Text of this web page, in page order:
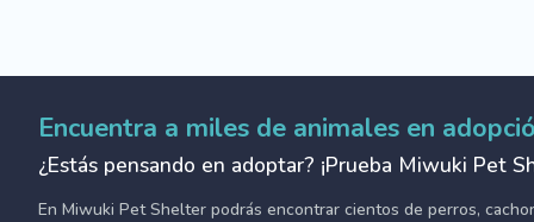
Encuentra a miles de animales en
¿Estás pensando en adoptar? ¡Prueba Miwuki Pet
En Miwuki Pet Shelter podrás encontrar cientos de perros,